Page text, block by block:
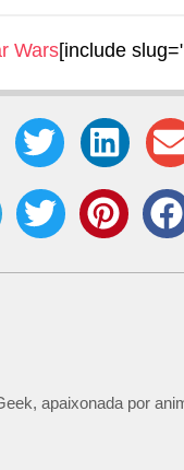
Wars[include
apaixonada por